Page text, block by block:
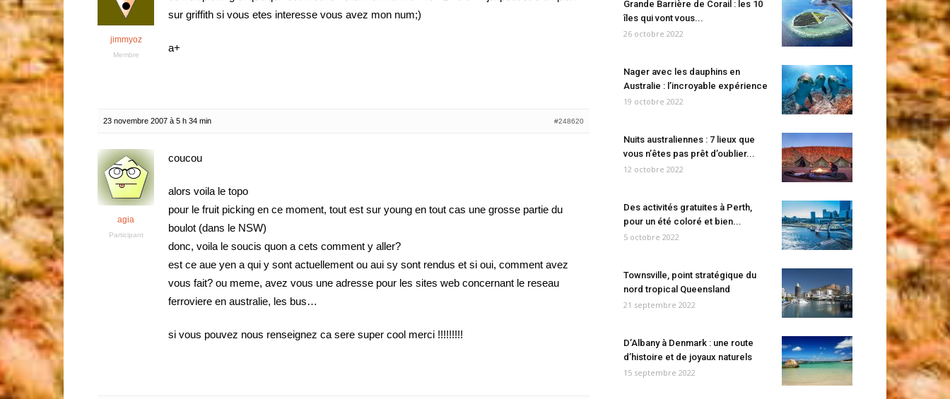
jimmyoz
Membre
sur griffith si vous etes interesse vous avez mon num;)
a+
23 novembre 2007 à 5 h 34 min #248620
agia
Participant
coucou
alors voila le topo
pour le fruit picking en ce moment, tout est sur young en tout cas une grosse partie du
boulot (dans le NSW)
donc, voila le soucis quon a cets comment y aller?
est ce aue yen a qui y sont actuellement ou aui sy sont rendus et si oui, comment avez
vous fait? ou meme, avez vous une adresse pour les sites web concernant le reseau
ferroviere en australie, les bus…
si vous pouvez nous renseignez ca sere super cool merci !!!!!!!!!
Grande Barrière de Corail : les 10
îles qui vont vous...
26 octobre 2022
Nager avec les dauphins en
Australie : l’incroyable expérience
19 octobre 2022
Nuits australiennes : 7 lieux que
vous n’êtes pas prêt d’oublier...
12 octobre 2022
Des activités gratuites à Perth,
pour un été coloré et bien...
5 octobre 2022
Townsville, point stratégique du
nord tropical Queensland
21 septembre 2022
D’Albany à Denmark : une route
d’histoire et de joyaux naturels
15 septembre 2022